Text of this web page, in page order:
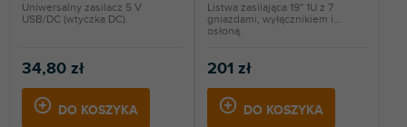
34,80 zł
DO KOSZYKA
Uniwersalny zasilacz 5 V
USB/DC (wtyczka DC).
201 zł
DO KOSZYKA
Listwa zasilająca 19" 1U z 7
gniazdami, wyłącznikiem i
osłoną.